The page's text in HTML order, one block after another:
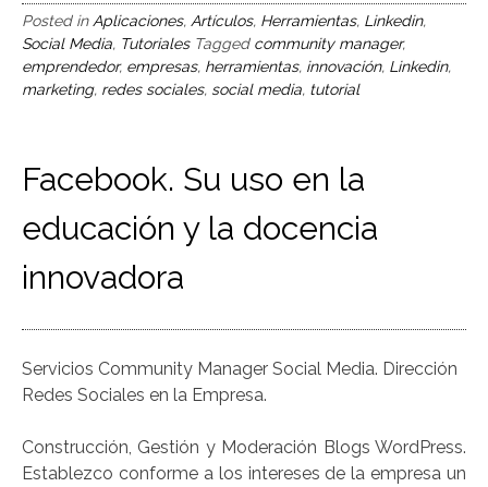
Posted in Aplicaciones, Artículos, Herramientas, Linkedin,
Social Media, Tutoriales Tagged community manager,
emprendedor, empresas, herramientas, innovación, Linkedin,
marketing, redes sociales, social media, tutorial
Facebook. Su uso en la
educación y la docencia
innovadora
Servicios Community Manager Social Media. Dirección
Redes Sociales en la Empresa.
Construcción, Gestión y Moderación Blogs WordPress.
Establezco conforme a los intereses de la empresa un